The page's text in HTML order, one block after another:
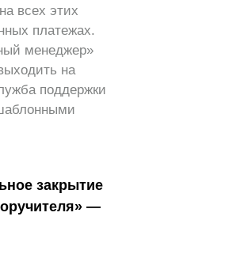
всех этих
платежах.
менеджер»
на
поддержки
закрытие
—